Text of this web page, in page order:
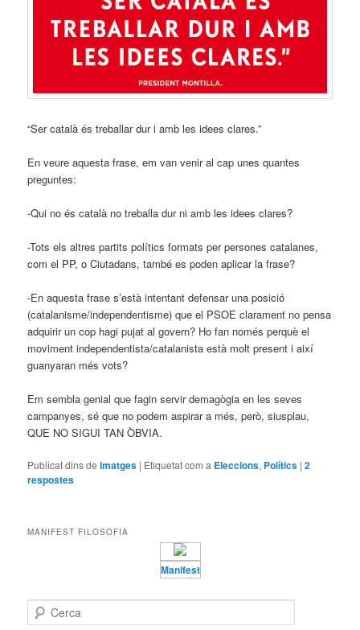
“Ser català és treballar dur i amb les idees clares.”
En veure aquesta frase, em van venir al cap unes quantes
preguntes:
-Qui no és català no treballa dur ni amb les idees clares?
-Tots els altres partits polítics formats per persones catalanes,
com el PP, o Ciutadans, també es poden aplicar la frase?
-En aquesta frase s’està intentant defensar una posició
(catalanisme/independentisme) que el PSOE clarament no pensa
adquirir un cop hagi pujat al govern? Ho fan només perquè el
moviment independentista/catalanista està molt present i així
guanyaran més vots?
Em sembla genial que fagin servir demagògia en les seves
campanyes, sé que no podem aspirar a més, però, siusplau,
QUE NO SIGUI TAN ÒBVIA.
Publicat dins de Imatges | Etiquetat com a Eleccions, Polítics |2
respostes
MANIFEST FILOSOFIA
Manifest
e